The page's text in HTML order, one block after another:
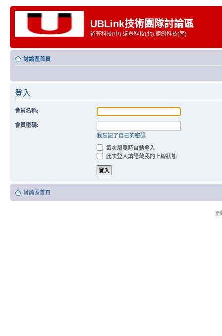
UBLink技術團隊討論區
裕笠科技(中),遠豐科技(北),鉅創科技(南)
討論區首頁
登入
會員名稱:
會員密碼:
我忘記了自己的密碼
每次瀏覽時自動登入
此次登入請隱藏我的上線狀態
討論區首頁
正